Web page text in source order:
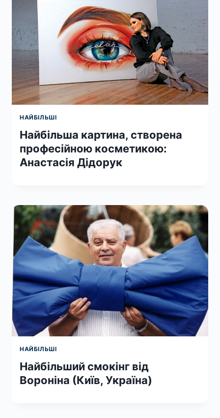
НАЙБІЛЬШІ
Найбільша картина, створена
професійною косметикою:
Анастасія Дідорук
НАЙБІЛЬШІ
Найбільший смокінг від
Вороніна (Київ, Україна)